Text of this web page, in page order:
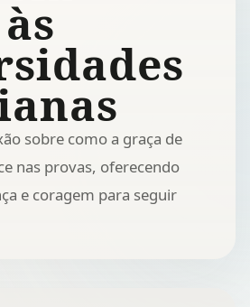
sobre como a graça de
nas provas, oferecendo
e coragem para seguir